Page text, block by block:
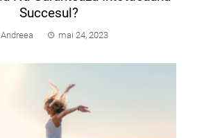
Succesul?
Andreea mai 24, 2023